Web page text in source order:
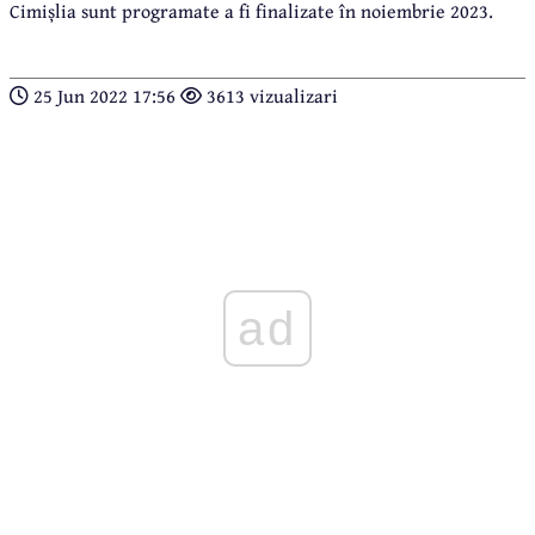
Cimișlia sunt programate a fi finalizate în noiembrie 2023.
25 Jun 2022 17:56 3613 vizualizari
ad